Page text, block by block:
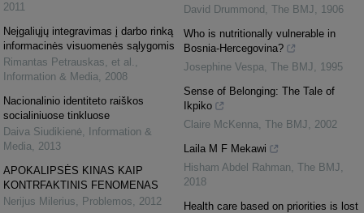
2011
Neįgaliųjų integravimas į darbo rinką
informacinės visuomenės sąlygomis
Rimantas Petrauskas, et al. ,
Information & Media, 2008
Nacionalinio identiteto raiškos
socialiniuose tinkluose
Daiva Siudikienė,
Information &
Media, 2013
APOKALIPSĖS KINAS KAIP
KONTRFAKTINIS FENOMENAS
Nerijus Milerius, Problemos, 2012
David Drummond , The BMJ, 1906
Who is nutritionally vulnerable in
Bosnia-Hercegovina?
Josephine Vespa, The BMJ, 1995
Sense of Belonging: The Tale of
Ikpiko
Claire McKenna, The BMJ, 2002
Laila M F Mekawi
Hisham Abdel Rahman, The BMJ,
2018
Health care based on priorities is lost